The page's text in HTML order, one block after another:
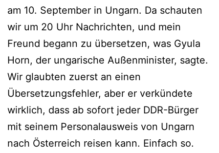
am 10. September in Ungarn. Da schauten
wir um 20 Uhr Nachrichten, und mein
Freund begann zu übersetzen, was Gyula
Horn, der ungarische Außenminister, sagte.
Wir glaubten zuerst an einen
Übersetzungsfehler, aber er verkündete
wirklich, dass ab sofort jeder DDR-Bürger
mit seinem Personalausweis von Ungarn
nach Österreich reisen kann. Einfach so.